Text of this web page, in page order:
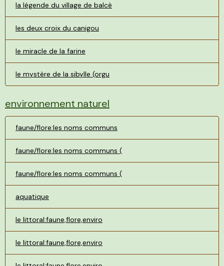
la légende du village de balcè
les deux croix du canigou
le miracle de la farine
le mystère de la sibylle (orgu
environnement naturel
faune/flore:les noms communs
faune/flore:les noms communs (
faune/flore:les noms communs (
aquatique
le littoral:faune,flore,enviro
le littoral:faune,flore,enviro